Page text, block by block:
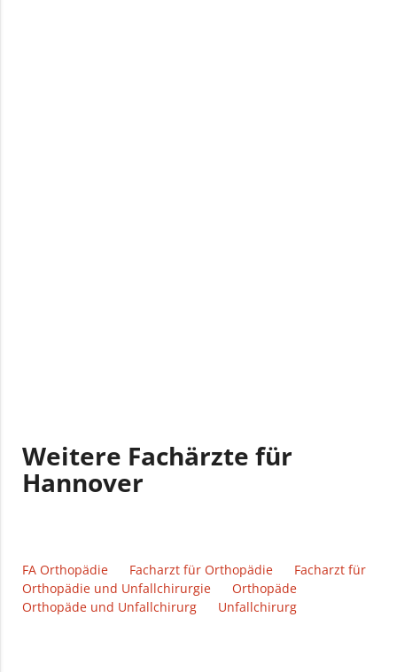
Weitere Fachärzte für
Hannover
FA Orthopädie Facharzt für Orthopädie
Facharzt für
Orthopädie und Unfallchirurgie
Orthopäde
Orthopäde und Unfallchirurg
Unfallchirurg